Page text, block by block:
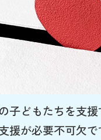
子どもたちを支
援が必要不可欠で